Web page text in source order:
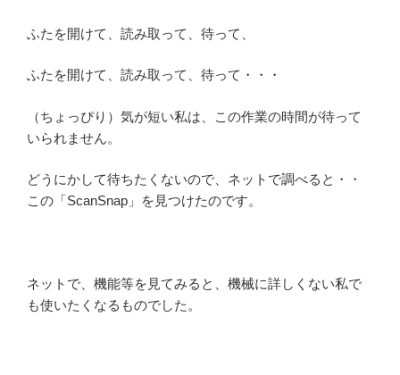
ふたを開けて、読み取って、待って、
ふたを開けて、読み取って、待って・・・
（ちょっぴり）気が短い私は、この作業の時間が待って
いられません。
どうにかして待ちたくないので、ネットで調べると・・
この「ScanSnap」を見つけたのです。
ネットで、機能等を見てみると、機械に詳しくない私で
も使いたくなるものでした。